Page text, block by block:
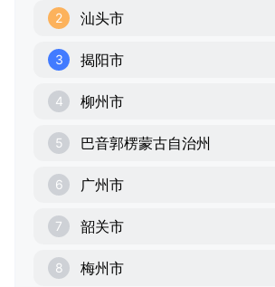
2 汕头市
3 揭阳市
4 柳州市
5 巴音郭楞蒙古自治州
6 广州市
7 韶关市
8 梅州市